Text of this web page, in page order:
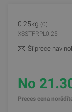
0.25kg (0)
XSSTFRPL0.25
Šī prece nav
No
Preces cena